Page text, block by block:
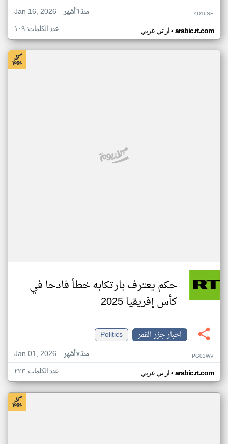
Jan 16, 2026
منذ ٦ أشهر YD16SE
ار تي عربي• arabic.rt.com عدد الكلمات: ١٠٩
حكم يعترف بارتكابه خطأ فادحا في
كأس إفريقيا 2025
اخبار جزر القمر
Politics
Jan 01, 2026
منذ ٧ أشهر PG03WV
ار تي عربي• arabic.rt.com عدد الكلمات: ٢٢٣